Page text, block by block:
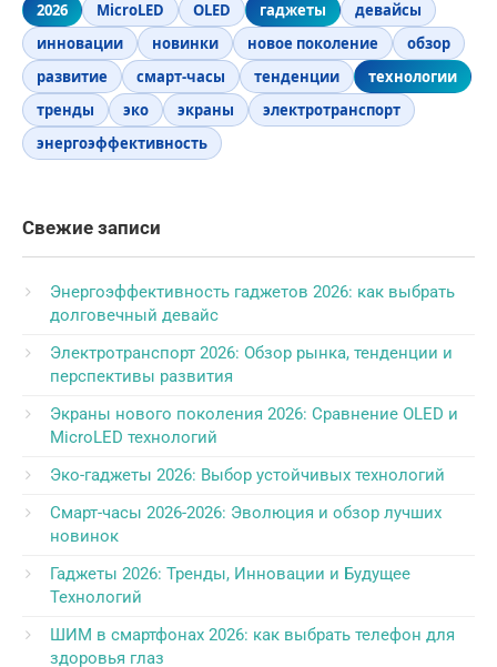
2026 MicroLED OLED гаджеты
девайсы
инновации
новинки новое поколение
обзор
развитие
смарт-часы тенденции
технологии
тренды
эко экраны
электротранспорт
энергоэффективность
Свежие записи
Энергоэффективность гаджетов 2026: как выбрать
долговечный девайс
Электротранспорт 2026: Обзор рынка, тенденции и
перспективы развития
Экраны нового поколения 2026: Сравнение OLED и
MicroLED технологий
Эко-гаджеты 2026: Выбор устойчивых технологий
Смарт-часы 2026-2026: Эволюция и обзор лучших
новинок
Гаджеты 2026: Тренды, Инновации и Будущее
Технологий
ШИМ в смартфонах 2026: как выбрать телефон для
здоровья глаз